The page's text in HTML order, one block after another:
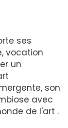
ses
vocation
un
son
avec
de l'art .